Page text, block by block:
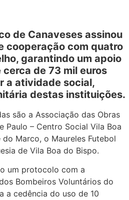
de Canaveses assinou
cooperação com quatro
garantindo um apoio
de 73 mil euros
a atividade social,
destas instituições.
são a Associação das Obras
Paulo – Centro Social Vila Boa
Marco, o Maureles Futebol
de Vila Boa do Bispo.
um protocolo com a
Bombeiros Voluntários do
a cedência do uso de 10